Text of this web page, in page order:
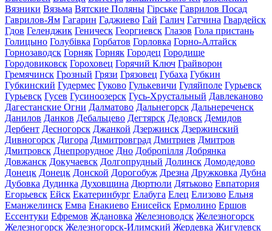
Вязники Вязьма Вятские Поляны Гірське Гаврилов Посад
Гаврилов-Ям Гагарин Гаджиево Гай Галич Гатчина Гвардейск
Гдов Геленджик Геническ Георгиевск Глазов Гола пристань
Голицыно Голубівка Горбатов Горловка Горно-Алтайск
Горнозаводск Горняк Горняк Городец Городище
Городовиковск Гороховец Горячий Ключ Грайворон
Гремячинск Грозный Грязи Грязовец Губаха Губкин
Губкинский Гудермес Гуково Гулькевичи Гуляйполе Гурьевск
Гурьевск Гусев Гусиноозерск Гусь-Хрустальный Давлеканово
Дагестанские Огни Далматово Дальнегорск Дальнереченск
Данилов Данков Дебальцево Дегтярск Дедовск Демидов
Дербент Десногорск Джанкой Дзержинск Дзержинский
Дивногорск Дигора Димитровград Дмитриев Дмитров
Дмитровск Днепрорудное Дно Добропілля Добрянка
Довжанск Докучаевск Долгопрудный Долинск Домодедово
Донецк Донецк Донской Дорогобуж Дрезна Дружковка Дубна
Дубовка Дудинка Духовщина Дюртюли Дятьково Евпатория
Егорьевск Ейск Екатеринбург Елабуга Елец Елизово Ельня
Еманжелинск Емва Енакиево Енисейск Ермолино Ершов
Ессентуки Ефремов Ждановка Железноводск Железногорск
Железногорск Железногорск-Илимский Жердевка Жигулевск